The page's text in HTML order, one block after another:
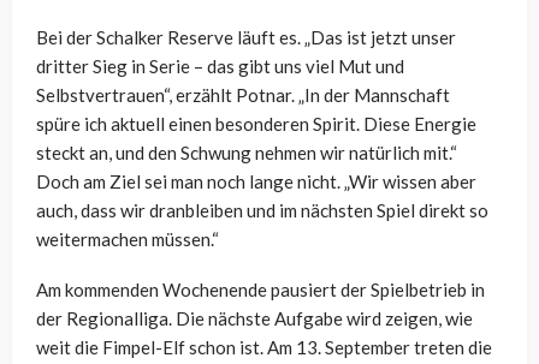
Bei der Schalker Reserve läuft es. „Das ist jetzt unser
dritter Sieg in Serie – das gibt uns viel Mut und
Selbstvertrauen“, erzählt Potnar. „In der Mannschaft
spüre ich aktuell einen besonderen Spirit. Diese Energie
steckt an, und den Schwung nehmen wir natürlich mit.“
Doch am Ziel sei man noch lange nicht. „Wir wissen aber
auch, dass wir dranbleiben und im nächsten Spiel direkt so
weitermachen müssen.“
Am kommenden Wochenende pausiert der Spielbetrieb in
der Regionalliga. Die nächste Aufgabe wird zeigen, wie
weit die Fimpel-Elf schon ist. Am 13. September treten die